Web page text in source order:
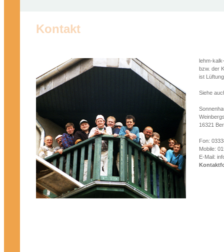
Kontakt
lehm-
bzw. der
ist
Siehe
16321
Fon:
Mobile:
E-Mail: